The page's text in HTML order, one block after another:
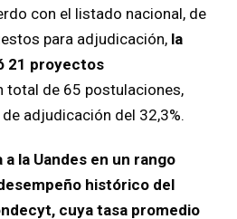
con el listado nacional, de
para adjudicación, la
21 proyectos
total de 65 postulaciones,
adjudicación del 32,3%.
la Uandes en un rango
histórico del
cuya tasa promedio